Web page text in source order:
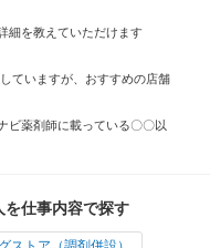
細を教えていただけます
ていますが、おすすめの店舗
ビ薬剤師に載っている〇〇以
を仕事内容で探す